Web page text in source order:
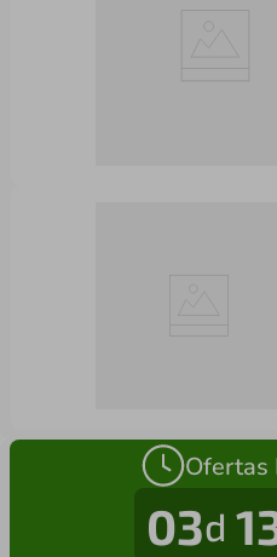
Ofertas
03d